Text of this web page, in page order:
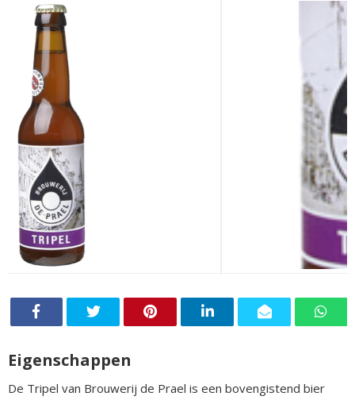
Eigenschappen
De Tripel van Brouwerij de Prael is een bovengistend bier